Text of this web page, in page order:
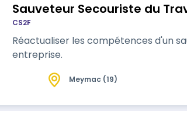
Sauveteur Secouriste du
CS2F
Réactualiser les compétences d'un
entreprise.
Meymac (19)